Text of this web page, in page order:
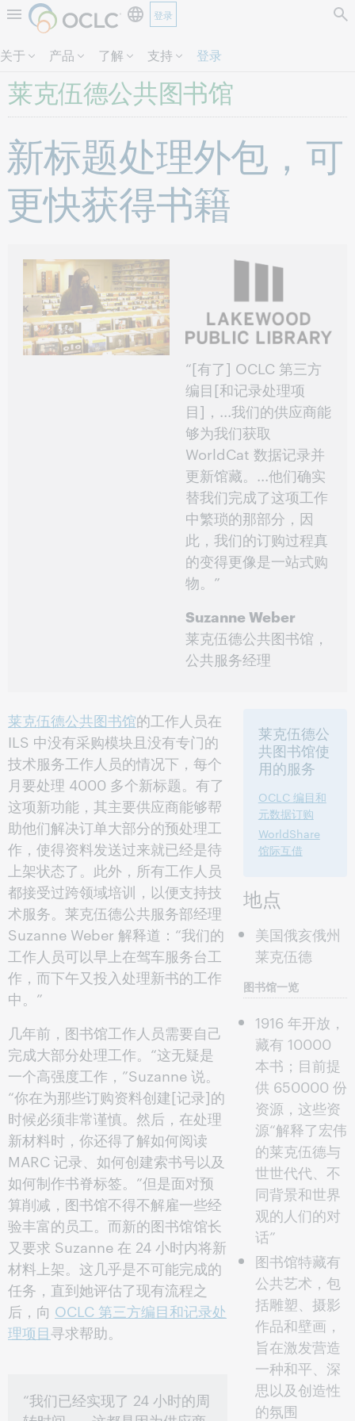
跳过页面内容。
登录
关于 产品 了解 支持 登录
莱克伍德公共图书馆
新标题处理外包，可
更快获得书籍
“[有了] OCLC 第三方
编目[和记录处理项
目]，...我们的供应商能
够为我们获取
WorldCat 数据记录并
更新馆藏。...他们确实
替我们完成了这项工作
中繁琐的那部分，因
此，我们的订购过程真
的变得更像是一站式购
物。”
Suzanne Weber
莱克伍德公共图书馆，
公共服务经理
莱克伍德公共图书馆的工作人员在
ILS 中没有采购模块且没有专门的
技术服务工作人员的情况下，每个
月要处理 4000 多个新标题。有了
这项新功能，其主要供应商能够帮
助他们解决订单大部分的预处理工
作，使得资料发送过来就已经是待
上架状态了。此外，所有工作人员
都接受过跨领域培训，以便支持技
术服务。莱克伍德公共服务部经理
Suzanne Weber 解释道：“我们的
工作人员可以早上在驾车服务台工
作，而下午又投入处理新书的工作
中。”
几年前，图书馆工作人员需要自己
完成大部分处理工作。“这无疑是
一个高强度工作，”Suzanne 说。
“你在为那些订购资料创建[记录]的
时候必须非常谨慎。然后，在处理
新材料时，你还得了解如何阅读
MARC 记录、如何创建索书号以及
如何制作书脊标签。”但是面对预
算削减，图书馆不得不解雇一些经
验丰富的员工。而新的图书馆馆长
又要求 Suzanne 在 24 小时内将新
材料上架。这几乎是不可能完成的
任务，直到她评估了现有流程之
后，向 OCLC 第三方编目和记录处
理项目寻求帮助。
“我们已经实现了 24 小时的周
莱克伍德公
共图书馆使
用的服务
OCLC 编目和
元数据订购
WorldShare
馆际互借
地点
美国俄亥俄州
莱克伍德
图书馆一览
1916 年开放，
藏有 10000
本书；目前提
供 650000 份
资源，这些资
源“解释了宏伟
的莱克伍德与
世世代代、不
同背景和世界
观的人们的对
话”
图书馆特藏有
公共艺术，包
括雕塑、摄影
作品和壁画，
旨在激发营造
一种和平、深
思以及创造性
的氛围